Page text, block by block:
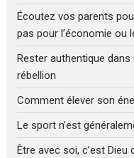
Écoutez vos parents
pas pour l’économie ou
Rester authentique
rébellion
Comment élever son
Le sport n’est
Être avec soi, c’est Dieu